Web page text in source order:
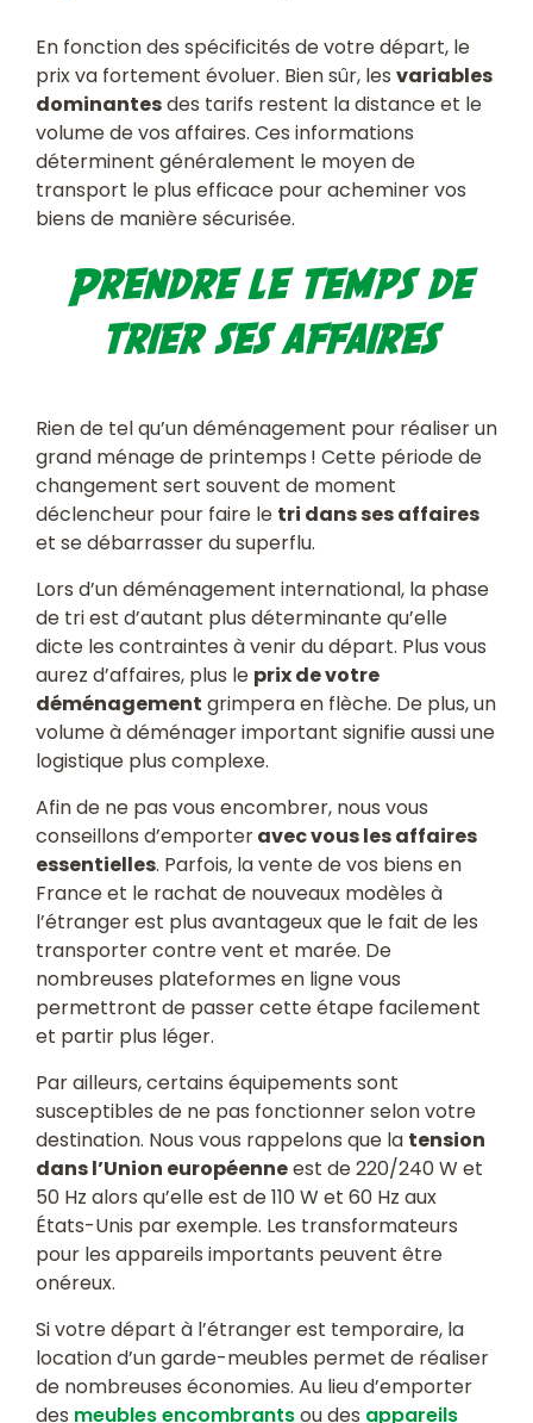
En fonction des spécificités de votre départ, le
prix va fortement évoluer. Bien sûr, les variables
dominantesdes tarifs restent la distance et le
volume de vos affaires. Ces informations
déterminent généralement le moyen de
transport le plus efficace pour acheminer vos
biens de manière sécurisée.
Prendre le temps de
trier ses affaires
Rien de tel qu’un déménagement pour réaliser un
grand ménage de printemps ! Cette période de
changement sert souvent de moment
déclencheur pour faire le tri dans ses affaires
et se débarrasser du superflu.
Lors d’un déménagement international, la phase
de tri est d’autant plus déterminante qu’elle
dicte les contraintes à venir du départ. Plus vous
aurez d’affaires, plus le prix de votre
déménagement grimpera en flèche. De plus, un
volume à déménager important signifie aussi une
logistique plus complexe.
Afin de ne pas vous encombrer, nous vous
conseillons d’emporteravec vous les affaires
essentielles. Parfois, la vente de vos biens en
France et le rachat de nouveaux modèles à
l’étranger est plus avantageux que le fait de les
transporter contre vent et marée. De
nombreuses plateformes en ligne vous
permettront de passer cette étape facilement
et partir plus léger.
Par ailleurs, certains équipements sont
susceptibles de ne pas fonctionner selon votre
destination. Nous vous rappelons que la tension
dans l’Union européenneest de 220/240 W et
50 Hz alors qu’elle est de 110 W et 60 Hz aux
États-Unis par exemple. Les transformateurs
pour les appareils importants peuvent être
onéreux.
Si votre départ à l’étranger est temporaire, la
location d’un garde-meubles permet de réaliser
de nombreuses économies. Au lieu d’emporter
des meubles encombrantsou des appareils